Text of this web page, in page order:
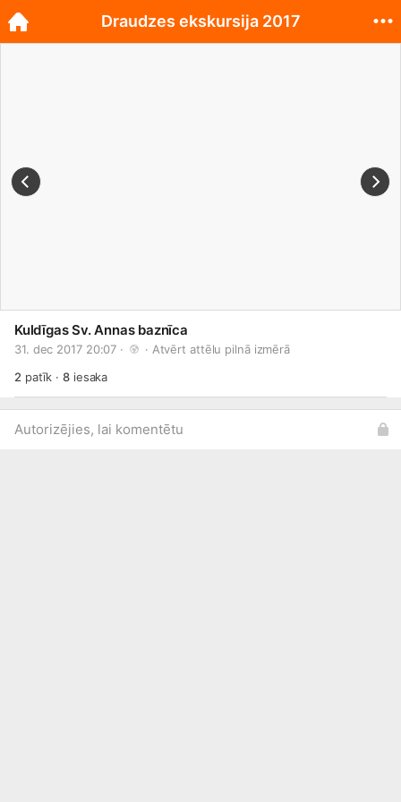
Kuldīgas Sv. Annas baznīca
31. dec 2017 20:07 · · Atvērt attēlu pilnā izmērā
2 patīk ·8iesaka
Autorizējies, lai komentētu
Draudzes ekskursija 2017